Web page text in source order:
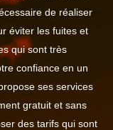
de réaliser
éviter les fuites et
qui sont très
confiance en un
ses services
gratuit et sans
des tarifs qui sont